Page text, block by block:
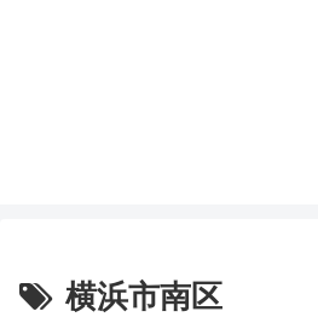
横浜市南区